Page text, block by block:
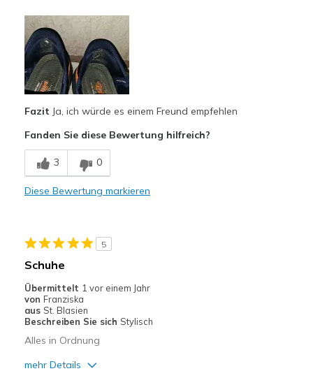
Attraktives Design
Bequem
Hübsch
Leicht
Stoßdämpfend
Nachteile
Nutzen schnell ab
Freizeitkleidung
Breite
Größe
Meine Meinung zu
Schuhen
Fazit Ja, ich würde es einem Freund empfehlen
Fanden Sie diese Bewertung hilfreich?
3 0
Diese Bewertung markieren
5
Schuhe
Übermittelt 1 vor einem Jahr
von Franziska
aus St. Blasien
Beschreiben Sie sich Stylisch
Alles in Ordnung
mehr Details